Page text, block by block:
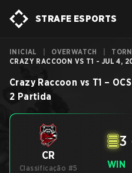
STRAFE ESPORTS
INICIAL OVERWATCH
CRAZY RACCOON VS T1 - JUL 4,
Crazy Raccoon vs T1 –
2 Partida
CR
Classificação #5 WIN
3